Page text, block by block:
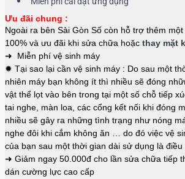
Ưu đãi chung :
Ngoài ra bên Sài Gòn Số còn hỗ trợ thêm
100% và ưu đãi khi sửa chữa hoặc thay mặt
➜ Miễn phí vệ sinh máy
✹ Tại sao lại cần vệ sinh máy : Do sau một
nhiên máy bạn không ít thì nhiều sẽ đóng
vật thể lọt vào bên trong tại một số chỗ tiếp
tai nghe, màn loa, các cổng kết nối khi đóng
nhiều sẽ gây ra những tình trạng như nóng
nghe đôi khi cắm không ăn … do đó việc vệ
của bạn sau một thời gian dài sử dụng là điều
➜ Giảm ngay 50.000đ cho lần sửa chữa tiếp
dán cường lực cao cấp